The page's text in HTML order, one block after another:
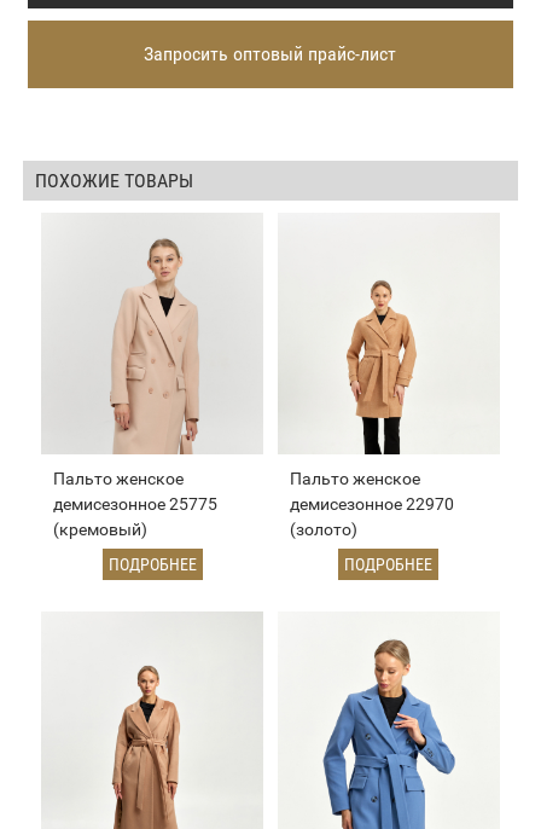
Запросить оптовый прайс-лист
ПОХОЖИЕ ТОВАРЫ
Пальто женское
демисезонное 25775
(кремовый)
ПОДРОБНЕЕ
Пальто женское
демисезонное 22970
(золото)
ПОДРОБНЕЕ